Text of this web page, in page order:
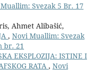
Svezak 5 Br. 17
Ahmet Alibašić,
, Novi Muallim: Svezak
br. 21
EKSPLOZIJA: ISTINE I
RATA , Novi